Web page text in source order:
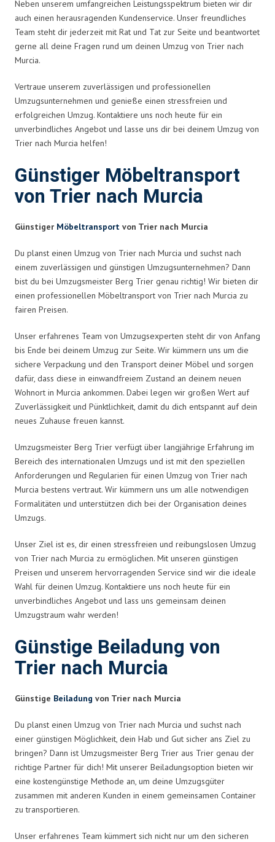
Neben unserem umfangreichen Leistungsspektrum bieten wir dir
auch einen herausragenden Kundenservice. Unser freundliches
Team steht dir jederzeit mit Rat und Tat zur Seite und beantwortet
gerne all deine Fragen rund um deinen Umzug von Trier nach
Murcia.
Vertraue unserem zuverlässigen und professionellen
Umzugsunternehmen und genieße einen stressfreien und
erfolgreichen Umzug. Kontaktiere uns noch heute für ein
unverbindliches Angebot und lasse uns dir bei deinem Umzug von
Trier nach Murcia helfen!
Günstiger Möbeltransport
von Trier nach Murcia
Günstiger Möbeltransport von Trier nach Murcia
Du planst einen Umzug von Trier nach Murcia und suchst nach
einem zuverlässigen und günstigen Umzugsunternehmen? Dann
bist du bei Umzugsmeister Berg Trier genau richtig! Wir bieten dir
einen professionellen Möbeltransport von Trier nach Murcia zu
fairen Preisen.
Unser erfahrenes Team von Umzugsexperten steht dir von Anfang
bis Ende bei deinem Umzug zur Seite. Wir kümmern uns um die
sichere Verpackung und den Transport deiner Möbel und sorgen
dafür, dass diese in einwandfreiem Zustand an deinem neuen
Wohnort in Murcia ankommen. Dabei legen wir großen Wert auf
Zuverlässigkeit und Pünktlichkeit, damit du dich entspannt auf dein
neues Zuhause freuen kannst.
Umzugsmeister Berg Trier verfügt über langjährige Erfahrung im
Bereich des internationalen Umzugs und ist mit den speziellen
Anforderungen und Regularien für einen Umzug von Trier nach
Murcia bestens vertraut. Wir kümmern uns um alle notwendigen
Formalitäten und unterstützen dich bei der Organisation deines
Umzugs.
Unser Ziel ist es, dir einen stressfreien und reibungslosen Umzug
von Trier nach Murcia zu ermöglichen. Mit unseren günstigen
Preisen und unserem hervorragenden Service sind wir die ideale
Wahl für deinen Umzug. Kontaktiere uns noch heute für ein
unverbindliches Angebot und lass uns gemeinsam deinen
Umzugstraum wahr werden!
Günstige Beiladung von
Trier nach Murcia
Günstige Beiladung von Trier nach Murcia
Du planst einen Umzug von Trier nach Murcia und suchst nach
einer günstigen Möglichkeit, dein Hab und Gut sicher ans Ziel zu
bringen? Dann ist Umzugsmeister Berg Trier aus Trier genau der
richtige Partner für dich! Mit unserer Beiladungsoption bieten wir
eine kostengünstige Methode an, um deine Umzugsgüter
zusammen mit anderen Kunden in einem gemeinsamen Container
zu transportieren.
Unser erfahrenes Team kümmert sich nicht nur um den sicheren